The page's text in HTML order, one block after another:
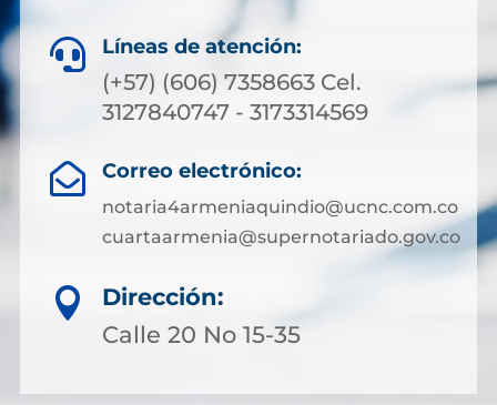
 Líneas de atención:
(+57) (606) 7358663 Cel.
3127840747 - 3173314569
 Correo electrónico:
notaria4armeniaquindio@ucnc.com.co
cuartaarmenia@supernotariado.gov.co

Dirección:
Calle 20 No 15-35